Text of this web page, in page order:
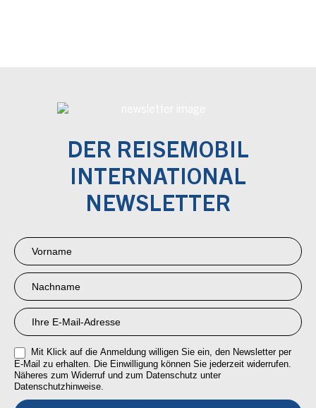
DER REISEMOBIL
INTERNATIONAL
NEWSLETTER
Newsletter
Anmeldung
RMI
Mit Klick auf die Anmeldung willigen Sie ein, den Newsletter per
E-Mail zu erhalten. Die Einwilligung können Sie jederzeit widerrufen.
Näheres zum Widerruf und zum Datenschutz unter
Datenschutzhinweise.